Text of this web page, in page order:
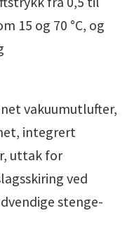
15 og 70 °C, og
vakuumutlufter,
integrert
uttak for
ved
stenge-